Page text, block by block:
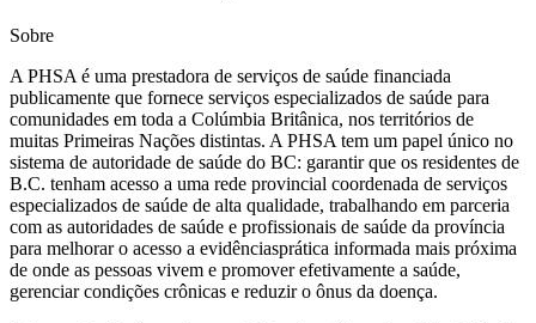
Sobre
A PHSA é uma prestadora de serviços de saúde financiada
publicamente que fornece serviços especializados de saúde para
comunidades em toda a Colúmbia Britânica, nos territórios de
muitas Primeiras Nações distintas. A PHSA tem um papel único no
sistema de autoridade de saúde do BC: garantir que os residentes de
B.C. tenham acesso a uma rede provincial coordenada de serviços
especializados de saúde de alta qualidade, trabalhando em parceria
com as autoridades de saúde e profissionais de saúde da província
para melhorar o acesso a evidênciasprática informada mais próxima
de onde as pessoas vivem e promover efetivamente a saúde,
gerenciar condições crônicas e reduzir o ônus da doença.